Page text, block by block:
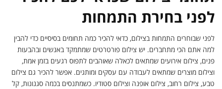
לפני בחירת התמחות
לפני שבוחרים התמחות בצילום, כדאי להכיר כמה תחומים בסיסיים כדי להבין
למה אתם הכי מתחברים. יש צילום פורטרטים שמתמקד באנשים ובהבעות
פנים, צילום אירועים שמתאים לכאלה שאוהבים לתפוס רגעים בזמן אמת,
וצילום מוצרים שמתאים לעבודה עם עסקים ומותגים. אפשר להכיר גם צילום
טבע, צילום רחוב, צילום אופנה וצילום סטודיו. כשמתנסים בכמה סגנונות, קל